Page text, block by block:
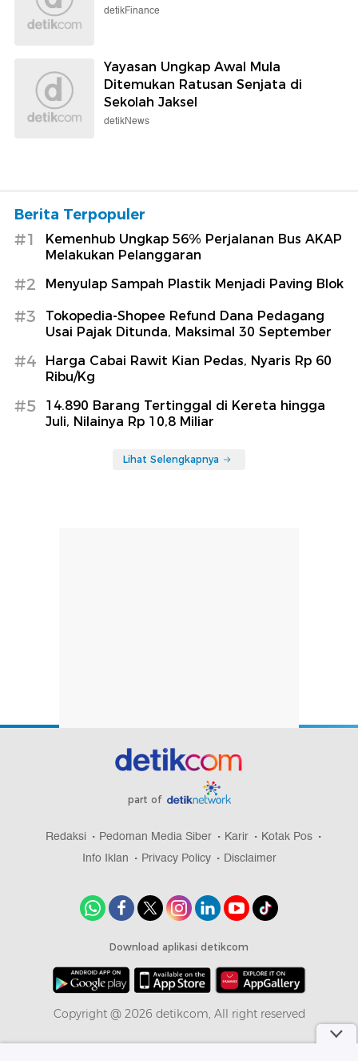
detikFinance
Yayasan Ungkap Awal Mula
Ditemukan Ratusan Senjata di
Sekolah Jaksel
detikNews
Berita Terpopuler
#1
Kemenhub Ungkap 56% Perjalanan Bus AKAP
Melakukan Pelanggaran
#2 Menyulap Sampah Plastik Menjadi Paving Blok
#3
Tokopedia-Shopee Refund Dana Pedagang
Usai Pajak Ditunda, Maksimal 30 September
#4
Harga Cabai Rawit Kian Pedas, Nyaris Rp 60
Ribu/Kg
#5
14.890 Barang Tertinggal di Kereta hingga
Juli, Nilainya Rp 10,8 Miliar
Lihat Selengkapnya
part of
Redaksi Pedoman Media Siber Karir
Kotak Pos
Info Iklan
Privacy Policy Disclaimer
Download aplikasi detikcom
Copyright @ 2026 detikcom, All right reserved